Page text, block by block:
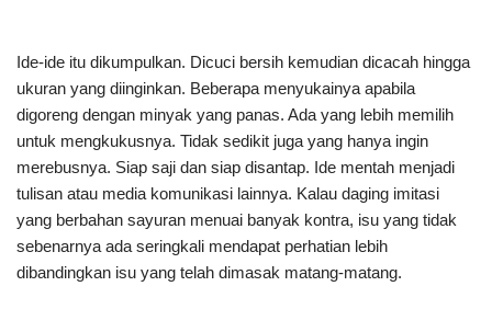
Ide-ide itu dikumpulkan. Dicuci bersih kemudian dicacah hingga
ukuran yang diinginkan. Beberapa menyukainya apabila
digoreng dengan minyak yang panas. Ada yang lebih memilih
untuk mengkukusnya. Tidak sedikit juga yang hanya ingin
merebusnya. Siap saji dan siap disantap. Ide mentah menjadi
tulisan atau media komunikasi lainnya. Kalau daging imitasi
yang berbahan sayuran menuai banyak kontra, isu yang tidak
sebenarnya ada seringkali mendapat perhatian lebih
dibandingkan isu yang telah dimasak matang-matang.